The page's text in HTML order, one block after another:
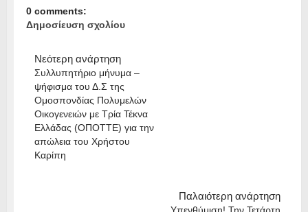
0 comments:
Δημοσίευση σχολίου
Νεότερη ανάρτηση
Συλλυπητήριο μήνυμα –
ψήφισμα του Δ.Σ της
Ομοσπονδίας Πολυμελών
Οικογενειών με Τρία Τέκνα
Ελλάδας (ΟΠΟΤΤΕ) για την
απώλεια του Χρήστου
Καρίπη
Παλαιότερη ανάρτηση
Υπενθύμιση! Την Τετάρτη